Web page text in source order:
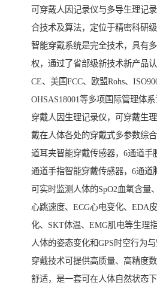
可穿戴人因记录仪与多导生理记
合技术及算法，定位于精密科研
智能穿戴系统是完全技术，具有
权，通过了省部级新技术新产品
CE、美国FCC、欧盟Rohs、
OHSAS18001等多项国际管理体
穿戴人因生理记录仪，可穿戴生
戴在人体各处的穿戴式多参数综
道耳夹智能穿戴传感器，6通道手
通道手指智能穿戴传感器，6通道
可实时监测人体的SpO2血氧含量
心跳速度、ECG心电变化、EDA
化、SKT体温、EMG肌电等生理
人体的姿态变化和GPS时空行为
穿戴技术可提供高质量、高精度
舒适，是一套可在人体自然状态